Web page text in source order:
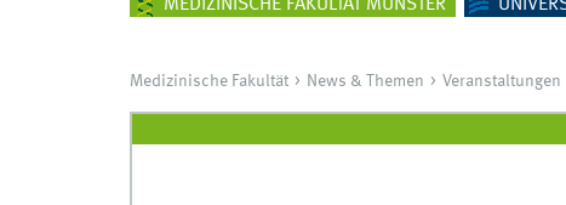
MEDIZINISCHE FAKULTÄT MÜNSTER
Medizinische Fakultät News & Themen Veranstaltungen